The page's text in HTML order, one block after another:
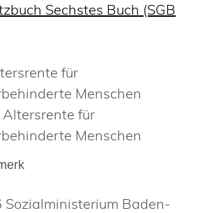
Sechstes Buch (SGB
für
Menschen
für
Menschen
Sozialministerium Baden-